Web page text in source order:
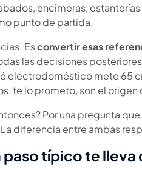
encimeras,
punto de partida.
Esconvertir esas
las decisiones
electrodoméstico mete 65
te lo prometo, son el origen
Por una pregunta
diferencia entre ambas
paso típico te